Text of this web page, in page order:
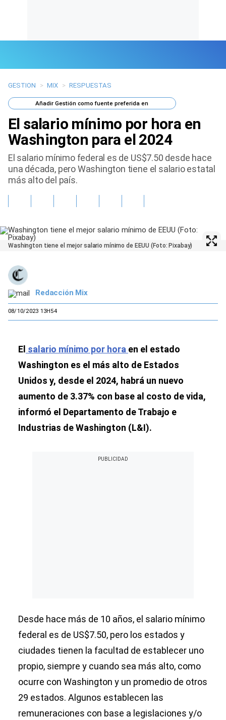
Últimas Noticias
Mi Bolsillo
Respuestas
Gente
Vida Laboral
Sports
GESTION > MIX > RESPUESTAS
AñadirGestión como fuente preferida en
El salario mínimo por hora en
Washington para el 2024
El salario mínimo federal es de US$7.50 desde hace
una década, pero Washington tiene el salario estatal
más alto del país.
Washington tiene el mejor salario mínimo de EEUU (Foto: Pixabay)
Redacción Mix
08/10/2023 13H54
El salario mínimo por hora en el estado
Washington es el más alto de Estados
Unidos y, desde el 2024, habrá un nuevo
aumento de 3.37% con base al costo de vida,
informó el Departamento de Trabajo e
Industrias de Washington (L&I).
Desde hace más de 10 años, el salario mínimo
federal es de US$7.50, pero los estados y
ciudades tienen la facultad de establecer uno
propio, siempre y cuando sea más alto, como
ocurre con Washington y un promedio de otros
29 estados. Algunos establecen las
remuneraciones con base a legislaciones y/o